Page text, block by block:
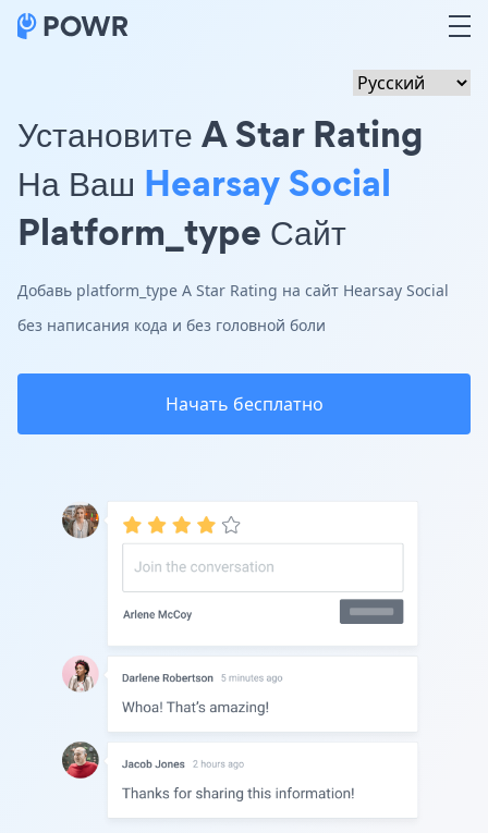
Установите A Star Rating
На Ваш Hearsay Social
Platform_type Сайт
Добавь platform_type A Star Rating на сайт Hearsay Social
без написания кода и без головной боли
Начать бесплатно